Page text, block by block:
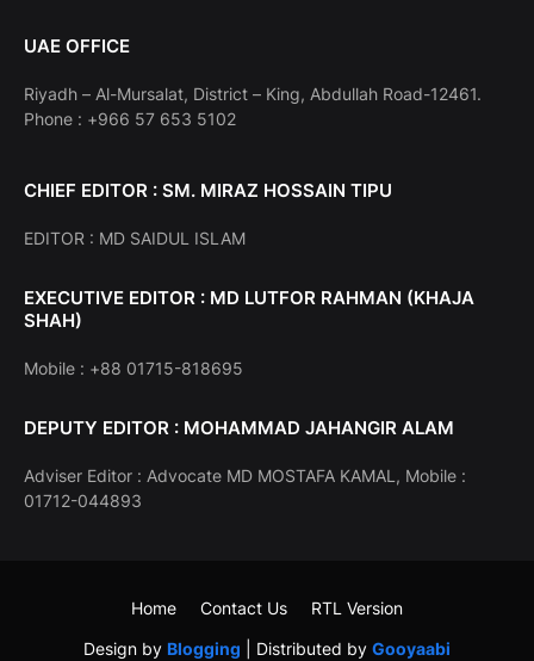
UAE OFFICE
Riyadh – Al-Mursalat, District – King, Abdullah Road-12461.
Phone : +966 57 653 5102
CHIEF EDITOR : SM. MIRAZ HOSSAIN TIPU
EDITOR : MD SAIDUL ISLAM
EXECUTIVE EDITOR : MD LUTFOR RAHMAN (KHAJA
SHAH)
Mobile : +88 01715-818695
DEPUTY EDITOR : MOHAMMAD JAHANGIR ALAM
Adviser Editor : Advocate MD MOSTAFA KAMAL, Mobile :
01712-044893
Design by Blogging | Distributed by Gooyaabi
Home Contact Us RTL Version